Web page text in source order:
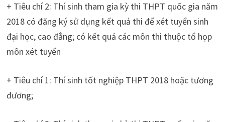
+ Tiêu chí 2: Thí sinh tham gia kỳ thi THPT quốc gia năm
2018 có đăng ký sử dụng kết quả thi để xét tuyển sinh
đại học, cao đẳng; có kết quả các môn thi thuộc tổ họp
môn xét tuyển
+ Tiêu chí 1: Thí sinh tốt nghiệp THPT 2018 hoặc tương
đương;